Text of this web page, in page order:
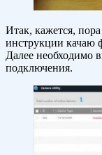
Итак, кажется,
инструкции качаю
Далее необходимо
подключения.